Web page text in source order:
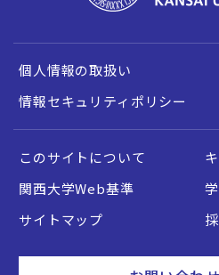
個人情報の取扱い
情報セキュリティポリシー
このサイトについて
関西大学Web基準
サイトマップ